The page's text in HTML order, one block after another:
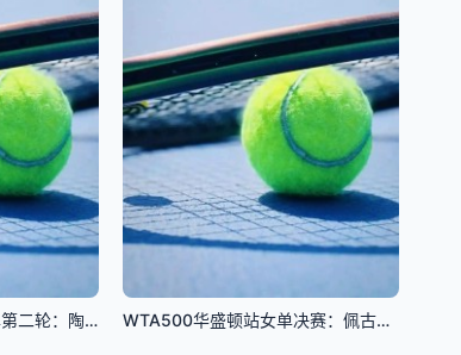
WTA1000多伦多站女单第二轮：陶森VS巴图科娃 WTA500华盛顿站女单决赛：佩古拉VS伊埃拉